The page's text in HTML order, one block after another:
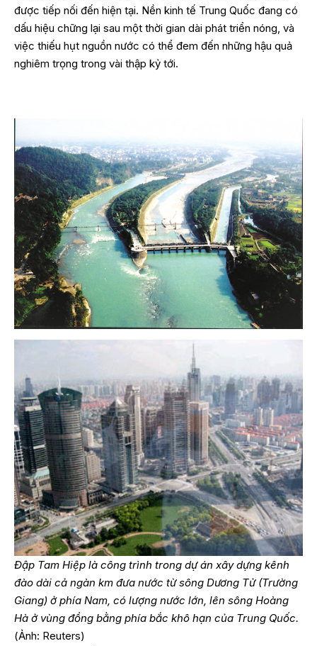
được tiếp nối đến hiện tại. Nền kinh tế Trung Quốc đang có
dấu hiệu chững lại sau một thời gian dài phát triển nóng, và
việc thiếu hụt nguồn nước có thể đem đến những hậu quả
nghiêm trọng trong vài thập kỷ tới.
Đập Tam Hiệp là công trình trong dự án xây dựng kênh
đào dài cả ngàn km đưa nước từ sông Dương Tử (Trường
Giang) ở phía Nam, có lượng nước lớn, lên sông Hoàng
Hà ở vùng đồng bằng phía bắc khô hạn của Trung Quốc.
(Ảnh: Reuters)